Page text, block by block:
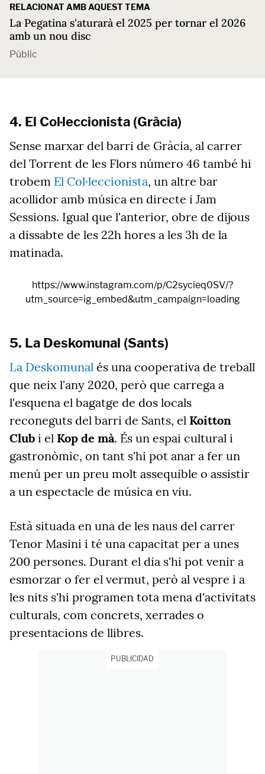
RELACIONAT AMB AQUEST TEMA
La Pegatina s'aturarà el 2025 per tornar el 2026
amb un nou disc
Públic
4. El Col·leccionista (Gràcia)
Sense marxar del barri de Gràcia, al carrer
del Torrent de les Flors número 46 també hi
trobem El Col·leccionista, un altre bar
acollidor amb música en directe i Jam
Sessions. Igual que l'anterior, obre de dijous
a dissabte de les 22h hores a les 3h de la
matinada.
https://www.instagram.com/p/C2sycieq0SV/?
utm_source=ig_embed&utm_campaign=loading
5. La Deskomunal (Sants)
La Deskomunal és una cooperativa de treball
que neix l'any 2020, però que carrega a
l'esquena el bagatge de dos locals
reconeguts del barri de Sants, el Koitton
Club i el Kop de mà. És un espai cultural i
gastronòmic, on tant s'hi pot anar a fer un
menú per un preu molt assequible o assistir
a un espectacle de música en viu.
Està situada en una de les naus del carrer
Tenor Masini i té una capacitat per a unes
200 persones. Durant el dia s'hi pot venir a
esmorzar o fer el vermut, però al vespre i a
les nits s'hi programen tota mena d'activitats
culturals, com concrets, xerrades o
presentacions de llibres.
PUBLICIDAD